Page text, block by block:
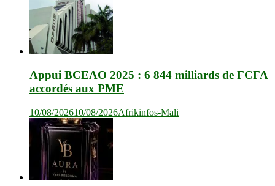
Appui BCEAO 2025 : 6 844 milliards de FCFA
accordés aux PME
10/08/202610/08/2026Afrikinfos-Mali